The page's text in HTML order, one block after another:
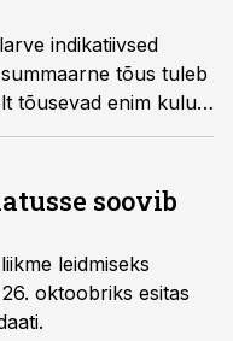
indikatiivsed
tõus tuleb
tõusevad enim kulud
soovib
leidmiseks
oktoobriks esitas